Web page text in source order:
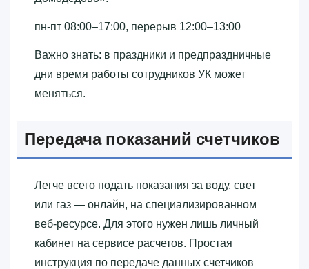
пн-пт 08:00–17:00, перерыв 12:00–13:00
Важно знать: в праздники и предпраздничные
дни время работы сотрудников УК может
меняться.
Передача показаний счетчиков
Легче всего подать показания за воду, свет
или газ — онлайн, на специализированном
веб-ресурсе. Для этого нужен лишь личный
кабинет на сервисе расчетов. Простая
инструкция по передаче данных счетчиков